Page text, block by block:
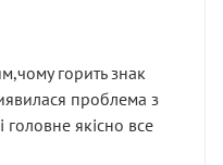
горить знак
проблема з
якісно все